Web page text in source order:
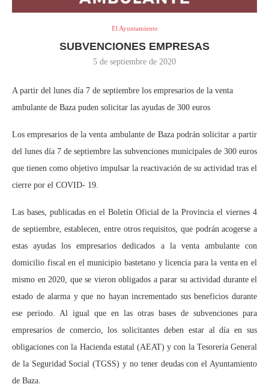
El Ayuntamiento
SUBVENCIONES EMPRESAS
5 de septiembre de 2020
A partir del lunes día 7 de septiembre los empresarios de la venta
ambulante de Baza puden solicitar las ayudas de 300 euros
Los empresarios de la venta ambulante de Baza podrán solicitar a partir
del lunes día 7 de septiembre las subvenciones municipales de 300 euros
que tienen como objetivo impulsar la reactivación de su actividad tras el
cierre por el COVID- 19.
Las bases, publicadas en el Boletín Oficial de la Provincia el viernes 4
de septiembre, establecen, entre otros requisitos, que podrán acogerse a
estas ayudas los empresarios dedicados a la venta ambulante con
domicilio fiscal en el municipio bastetano y licencia para la venta en el
mismo en 2020, que se vieron obligados a parar su actividad durante el
estado de alarma y que no hayan incrementado sus beneficios durante
ese periodo. Al igual que en las otras bases de subvenciones para
empresarios de comercio, los solicitantes deben estar al día en sus
obligaciones con la Hacienda estatal (AEAT) y con la Tesorería General
de la Seguridad Social (TGSS) y no tener deudas con el Ayuntamiento
de Baza.